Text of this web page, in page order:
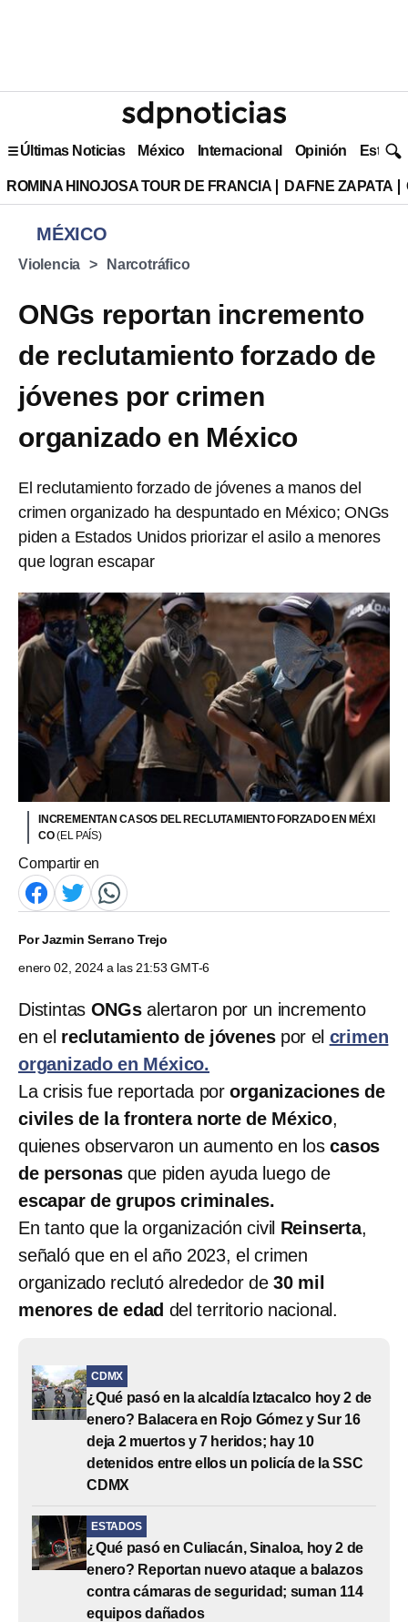
Últimas Noticias México Internacional Opinión Estilo
ROMINA HINOJOSA TOUR DE FRANCIA DAFNE ZAPATA
MÉXICO
Violencia Narcotráfico
ONGs reportan incremento
de reclutamiento forzado de
jóvenes por crimen
organizado en México
El reclutamiento forzado de jóvenes a manos del
crimen organizado ha despuntado en México; ONGs
piden a Estados Unidos priorizar el asilo a menores
que logran escapar
INCREMENTAN CASOS DEL RECLUTAMIENTO FORZADO EN MÉXI
CO(EL PAÍS)
Compartir en
PorJazmin Serrano Trejo
enero 02, 2024 a las 21:53 GMT-6
Distintas ONGsalertaron por un incremento
en el reclutamiento de jóvenes por el crimen
organizado en México.
La crisis fue reportada pororganizaciones de
civiles de la frontera norte de México,
quienes observaron un aumento en loscasos
de personas que piden ayuda luego de
escapar de grupos criminales.
En tanto que la organización civil Reinserta,
señaló que en el año 2023, el crimen
organizado reclutó alrededor de30 mil
menores de edad del territorio nacional.
CDMX
¿Qué pasó en la alcaldía Iztacalco hoy 2 de
enero? Balacera en Rojo Gómez y Sur 16
deja 2 muertos y 7 heridos; hay 10
detenidos entre ellos un policía de la SSC
CDMX
ESTADOS
¿Qué pasó en Culiacán, Sinaloa, hoy 2 de
enero? Reportan nuevo ataque a balazos
contra cámaras de seguridad; suman 114
equipos dañados